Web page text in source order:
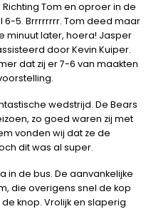
Richting Tom en oproer in de
6-5. Brrrrrrrr. Tom deed maar
minuut later, hoera! Jasper
door Kevin Kuiper.
dat zij er 7-6 van maakten
wedstrijd. De Bears
zo goed waren zij met
vonden wij dat ze de
dit was al super.
in de bus. De aanvankelijke
die overigens snel de kop
knop. Vrolijk en slaperig